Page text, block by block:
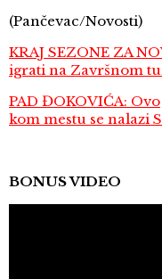
(Pančevac/Novosti)
KRAJ SEZONE ZA
igrati na Završnom
PAD ĐOKOVIĆA:
kom mestu se nalazi
BONUS VIDEO